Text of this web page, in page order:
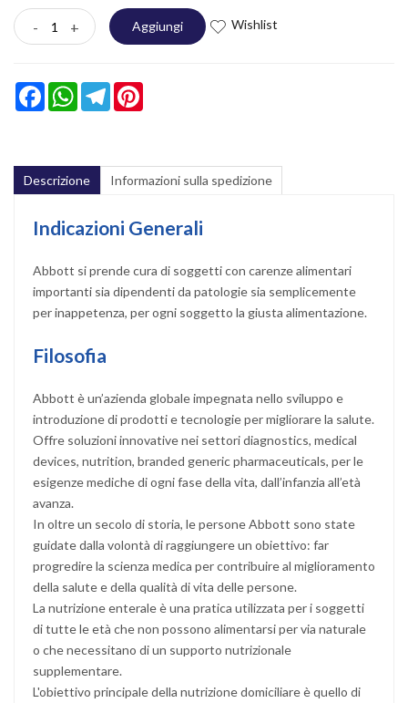
- + Aggiungi Wishlist
FacebookWhatsAppTelegram
Descrizione Informazioni sulla spedizione
Indicazioni Generali
Abbott si prende cura di soggetti con carenze alimentari
importanti sia dipendenti da patologie sia semplicemente
per inappetenza, per ogni soggetto la giusta alimentazione.
Filosofia
Abbott è un’azienda globale impegnata nello sviluppo e
introduzione di prodotti e tecnologie per migliorare la salute.
Offre soluzioni innovative nei settori diagnostics, medical
devices, nutrition, branded generic pharmaceuticals, per le
esigenze mediche di ogni fase della vita, dall’infanzia all’età
avanza.
In oltre un secolo di storia, le persone Abbott sono state
guidate dalla volontà di raggiungere un obiettivo: far
progredire la scienza medica per contribuire al miglioramento
della salute e della qualità di vita delle persone.
La nutrizione enterale è una pratica utilizzata per i soggetti
di tutte le età che non possono alimentarsi per via naturale
o che necessitano di un supporto nutrizionale
supplementare.
L'obiettivo principale della nutrizione domiciliare è quello di